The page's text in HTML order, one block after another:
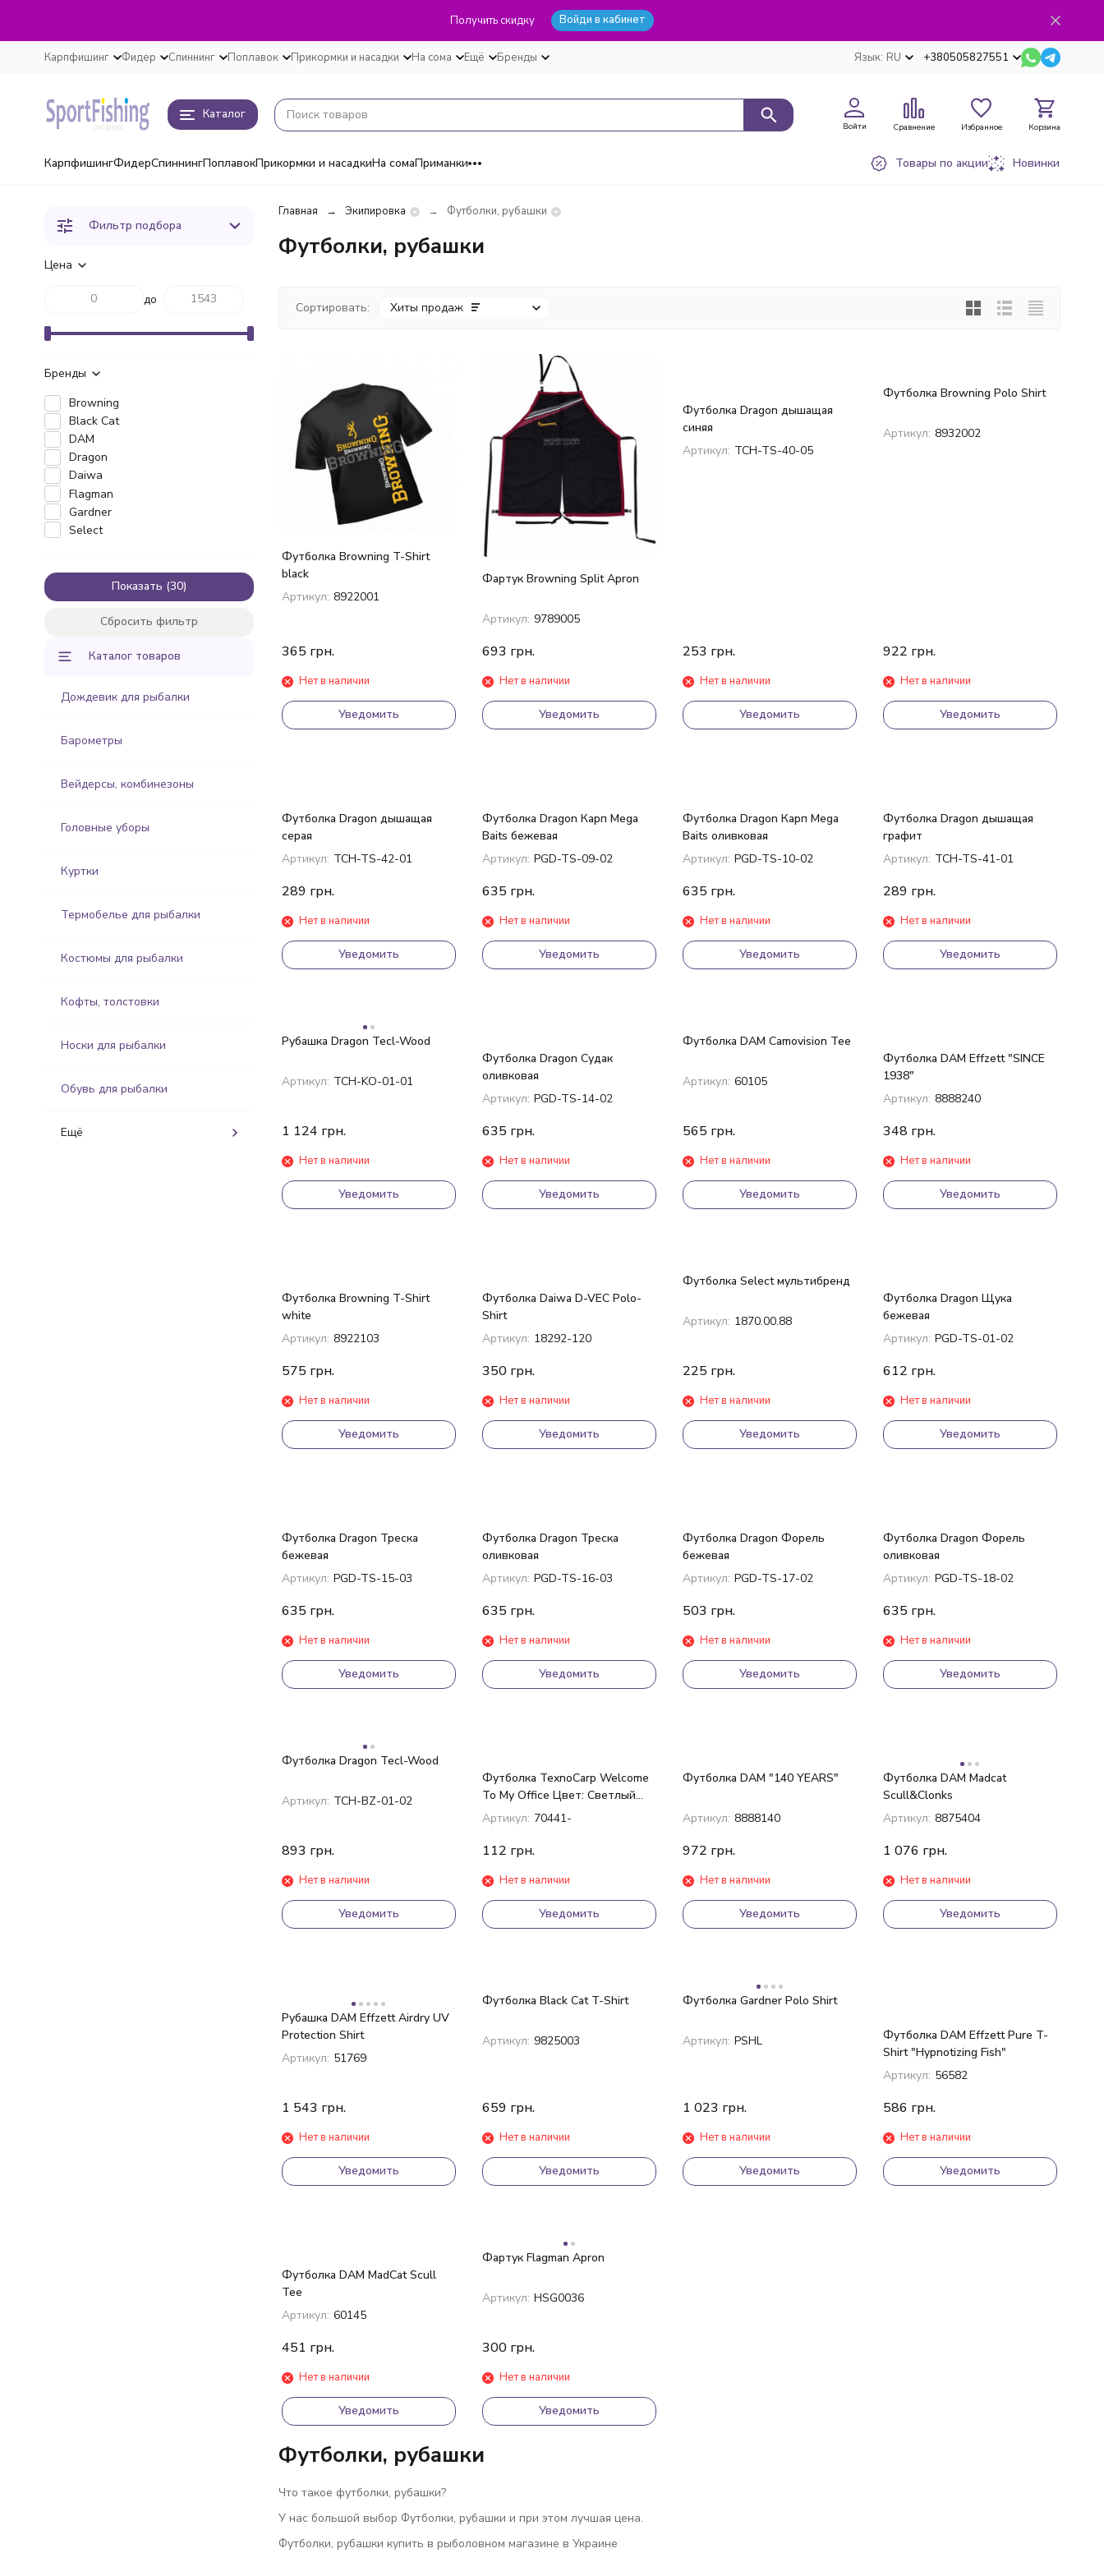
Получить скидку Войди в кабинет
Карпфишинг Фидер Спиннинг Поплавок Прикормки и насадки На сома Ещё Бренды Язык: RU +380505827551
Каталог
Войти Сравнение Избранное Корзина
КарпфишингФидерСпиннингПоплавокПрикормки и насадкиНа сомаПриманки Товары по акции Новинки
Главная Экипировка Футболки, рубашки
Футболки, рубашки
Сортировать: Хиты продаж
покупателей
Футболка Browning T-Shirt
black
Артикул: 8922001
365 грн.
Нет в наличии
Уведомить
Фартук Browning Split Apron
Артикул: 9789005
693 грн.
Нет в наличии
Уведомить
Футболка Dragon дышащая
синяя
Артикул: TCH-TS-40-05
253 грн.
Нет в наличии
Уведомить
Футболка Browning Polo Shirt
Артикул: 8932002
922 грн.
Нет в наличии
Уведомить
Футболка Dragon дышащая
серая
Артикул: TCH-TS-42-01
289 грн.
Нет в наличии
Уведомить
Футболка Dragon Карп Mega
Baits бежевая
Артикул: PGD-TS-09-02
635 грн.
Нет в наличии
Уведомить
Футболка Dragon Карп Mega
Baits оливковая
Артикул: PGD-TS-10-02
635 грн.
Нет в наличии
Уведомить
Футболка Dragon дышащая
графит
Артикул: TCH-TS-41-01
289 грн.
Нет в наличии
Уведомить
Рубашка Dragon Tecl-Wood
Артикул: TCH-KO-01-01
1 124 грн.
Нет в наличии
Уведомить
Футболка Dragon Судак
оливковая
Артикул: PGD-TS-14-02
635 грн.
Нет в наличии
Уведомить
Футболка DAM Camovision Tee
Артикул: 60105
565 грн.
Нет в наличии
Уведомить
Футболка DAM Effzett "SINCE
1938"
Артикул: 8888240
348 грн.
Нет в наличии
Уведомить
Футболка Browning T-Shirt
white
Артикул: 8922103
575 грн.
Нет в наличии
Уведомить
Футболка Daiwa D-VEC Polo-
Shirt
Артикул: 18292-120
350 грн.
Нет в наличии
Уведомить
Футболка Select мультибренд
Артикул: 1870.00.88
225 грн.
Нет в наличии
Уведомить
Футболка Dragon Щука
бежевая
Артикул: PGD-TS-01-02
612 грн.
Нет в наличии
Уведомить
Футболка Dragon Треска
бежевая
Артикул: PGD-TS-15-03
635 грн.
Нет в наличии
Уведомить
Футболка Dragon Треска
оливковая
Артикул: PGD-TS-16-03
635 грн.
Нет в наличии
Уведомить
Футболка Dragon Форель
бежевая
Артикул: PGD-TS-17-02
503 грн.
Нет в наличии
Уведомить
Футболка Dragon Форель
оливковая
Артикул: PGD-TS-18-02
635 грн.
Нет в наличии
Уведомить
Футболка Dragon Tecl-Wood
Артикул: TCH-BZ-01-02
893 грн.
Нет в наличии
Уведомить
Футболка TexnoCarp Welcome
To My Office Цвет: Светлый
Хаки
Артикул: 70441-
112 грн.
Нет в наличии
Уведомить
Футболка DAM "140 YEARS"
Артикул: 8888140
972 грн.
Нет в наличии
Уведомить
Футболка DAM Madcat
Scull&Clonks
Артикул: 8875404
1 076 грн.
Нет в наличии
Уведомить
Рубашка DAM Effzett Airdry UV
Protection Shirt
Артикул: 51769
1 543 грн.
Нет в наличии
Уведомить
Футболка Black Cat T-Shirt
Артикул: 9825003
659 грн.
Нет в наличии
Уведомить
Футболка Gardner Polo Shirt
Артикул: PSHL
1 023 грн.
Нет в наличии
Уведомить
Футболка DAM Effzett Pure T-
Shirt "Hypnotizing Fish"
Артикул: 56582
586 грн.
Нет в наличии
Уведомить
Футболка DAM MadCat Scull
Tee
Артикул: 60145
451 грн.
Нет в наличии
Уведомить
Фартук Flagman Apron
Артикул: HSG0036
300 грн.
Нет в наличии
Уведомить
Футболки, рубашки
Что такое футболки, рубашки?
У нас большой выбор Футболки, рубашки и при этом лучшая цена.
Футболки, рубашки купить в рыболовном магазине в Украине
Фильтр подбора
Цена
до
Бренды
Browning
Black Cat
DAM
Dragon
Daiwa
Flagman
Gardner
Select
Показать
Сбросить фильтр
Каталог товаров
Дождевик для рыбалки
Барометры
Вейдерсы, комбинезоны
Головные уборы
Куртки
Термобелье для рыбалки
Костюмы для рыбалки
Кофты, толстовки
Носки для рыбалки
Обувь для рыбалки
Ещё